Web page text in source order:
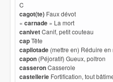
C
cagot(te) Faux dévot
« carnade » La mort
canivetCanif, petit couteau
capTête
capilotade (mettre en) Réduire en
capon (Péjoratif) Gueux, poltron
casseronCasserole
castellerie Fortification, tout